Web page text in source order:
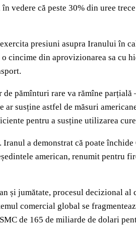
vedere că peste 30% din uree
presiuni asupra Iranului în
din aprovizionarea sa cu
pămînturi rare va rămîne parțială
susține astfel de măsuri
pentru a susține utilizarea
a demonstrat că poate
american, renumit pentru
și jumătate, procesul decizional al
comercial global se
de 165 de miliarde de dolari